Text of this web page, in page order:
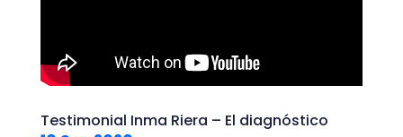
Testimonial Inma Riera – El diagnóstico